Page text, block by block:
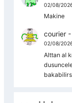
02/08/
Makine
courier-
02/08/
Alttan al